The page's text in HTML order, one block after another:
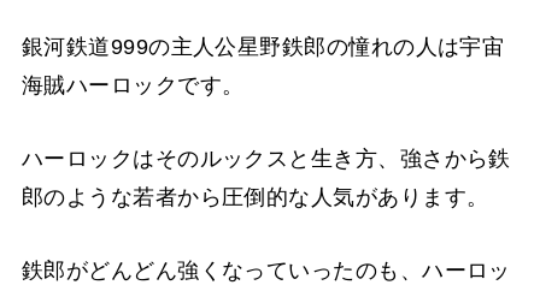
銀河鉄道999の主人公星野鉄郎の憧れの人は宇宙
海賊ハーロックです。
ハーロックはそのルックスと生き方、強さから鉄
郎のような若者から圧倒的な人気があります。
鉄郎がどんどん強くなっていったのも、ハーロッ